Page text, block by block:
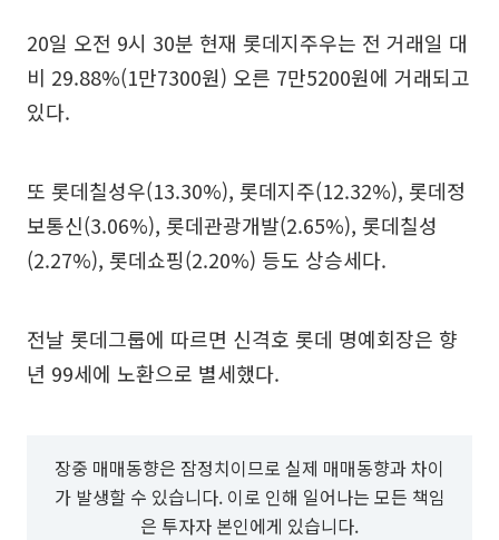
20일 오전 9시 30분 현재 롯데지주우는 전 거래일 대
비 29.88%(1만7300원) 오른 7만5200원에 거래되고
있다.
또 롯데칠성우(13.30%), 롯데지주(12.32%), 롯데정
보통신(3.06%), 롯데관광개발(2.65%), 롯데칠성
(2.27%), 롯데쇼핑(2.20%) 등도 상승세다.
전날 롯데그룹에 따르면 신격호 롯데 명예회장은 향
년 99세에 노환으로 별세했다.
장중 매매동향은 잠정치이므로 실제 매매동향과 차이
가 발생할 수 있습니다. 이로 인해 일어나는 모든 책임
은 투자자 본인에게 있습니다.